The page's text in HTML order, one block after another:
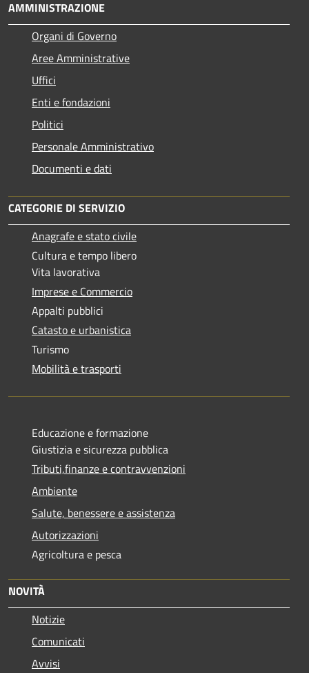
AMMINISTRAZIONE
Organi di Governo
Aree Amministrative
Uffici
Enti e fondazioni
Politici
Personale Amministrativo
Documenti e dati
CATEGORIE DI SERVIZIO
Anagrafe e stato civile
Cultura e tempo libero
Vita lavorativa
Imprese e Commercio
Appalti pubblici
Catasto e urbanistica
Turismo
Mobilità e trasporti
Educazione e formazione
Giustizia e sicurezza pubblica
Tributi,finanze e contravvenzioni
Ambiente
Salute, benessere e assistenza
Autorizzazioni
Agricoltura e pesca
NOVITÀ
Notizie
Comunicati
Avvisi